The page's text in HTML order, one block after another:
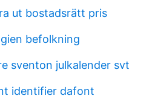
ut bostadsrätt pris
befolkning
sventon julkalender svt
identifier dafont